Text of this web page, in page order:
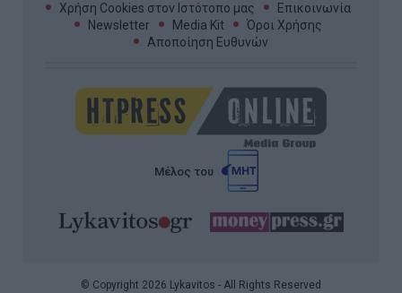
Χρήση Cookies στον Ιστότοπο μας
Επικοινωνία
Newsletter
Media Kit
Όροι Χρήσης
Αποποίηση Ευθυνών
Μέλος του
© Copyright 2026 Lykavitos - All Rights Reserved